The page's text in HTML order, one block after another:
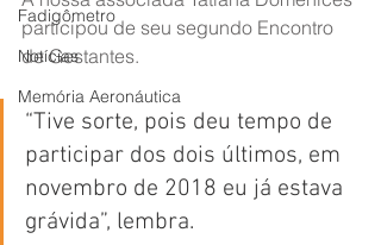
Fadigômetro
Notícias
Memória Aeronáutica
participou de seu segundo Encontro
de Gestantes.
“Tive sorte, pois deu tempo de
participar dos dois últimos, em
novembro de 2018 eu já estava
grávida”, lembra.